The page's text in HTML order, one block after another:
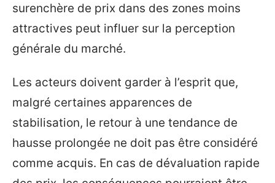
surenchère de prix dans des zones moins
attractives peut influer sur la perception
générale du marché.
Les acteurs doivent garder à l’esprit que,
malgré certaines apparences de
stabilisation, le retour à une tendance de
hausse prolongée ne doit pas être considéré
comme acquis. En cas de dévaluation rapide